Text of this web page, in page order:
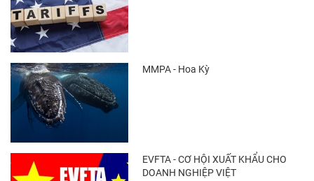
Còn chưa đầy 3 tuần đến Vietfish 2026: Sẵn
Doanh nghiệp thủy sản cùng lúc đối mặt
MMPA - Hoa Kỳ
EVFTA - CƠ HỘI XUẤT KHẨU CHO
DOANH NGHIỆP VIỆT